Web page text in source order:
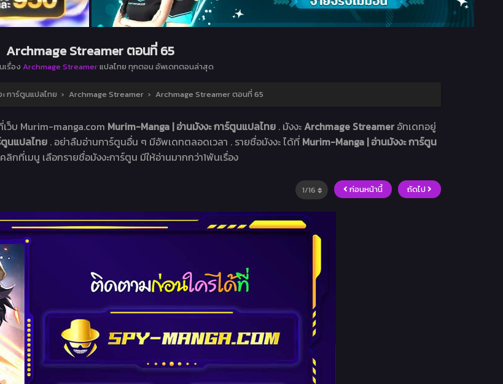
Archmage Streamer ตอนที่ 65
เรื่อง Archmage Streamerแปลไทย ทุกตอน อัพเดทตอนล่าสุด
การ์ตูนแปลไทย › Archmage Streamer › Archmage Streamer ตอนที่ 65
เว็บ Murim-manga.com Murim-Manga | อ่านมังงะ การ์ตูนแปลไทย . มังงะArchmage Streamer อัทเดทอยู่
ตูนแปลไทย . อย่าลืมอ่านการ์ตูนอื่น ๆ มีอัพเดทตลอดเวลา . รายชื่อมังงะ ได้ที่ Murim-Manga | อ่านมังงะ การ์ตูน
ลิกที่เมนู เลือกรายชื่อมังงะการ์ตูน มีให้อ่านมากกว่า1พันเรื่อง
ก่อนหน้านี้ ถัดไป